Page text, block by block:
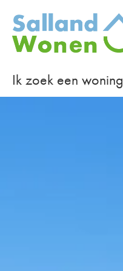
Naar de homepage
Ik zoek een woning